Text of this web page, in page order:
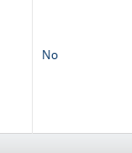
No